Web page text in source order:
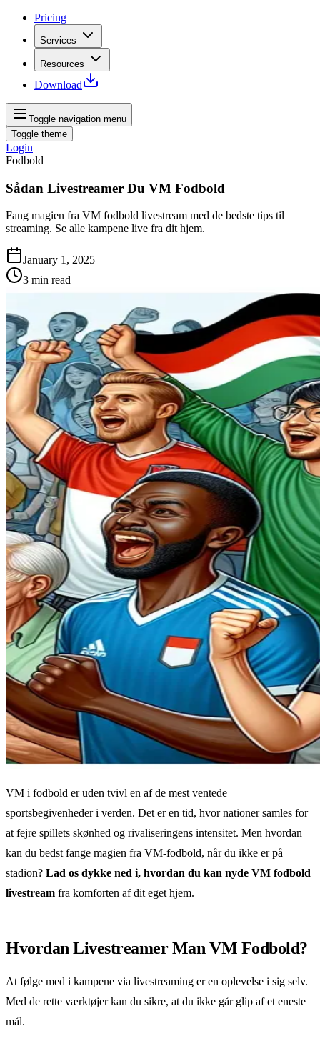
Pricing
Services
Resources
Download
Toggle navigation menu
Toggle theme
Login
Fodbold
Sådan Livestreamer Du VM Fodbold
Fang magien fra VM fodbold livestream med de bedste tips til
streaming. Se alle kampene live fra dit hjem.
January 1, 2025
3 min read
VM i fodbold er uden tvivl en af de mest ventede
sportsbegivenheder i verden. Det er en tid, hvor nationer samles for
at fejre spillets skønhed og rivaliseringens intensitet. Men hvordan
kan du bedst fange magien fra VM-fodbold, når du ikke er på
stadion? Lad os dykke ned i, hvordan du kan nyde VM fodbold
livestream fra komforten af dit eget hjem.
Hvordan Livestreamer Man VM Fodbold?
At følge med i kampene via livestreaming er en oplevelse i sig selv.
Med de rette værktøjer kan du sikre, at du ikke går glip af et eneste
mål.